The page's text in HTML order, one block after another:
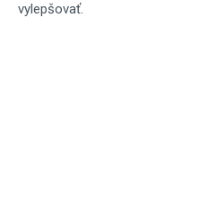
vylepšovať.